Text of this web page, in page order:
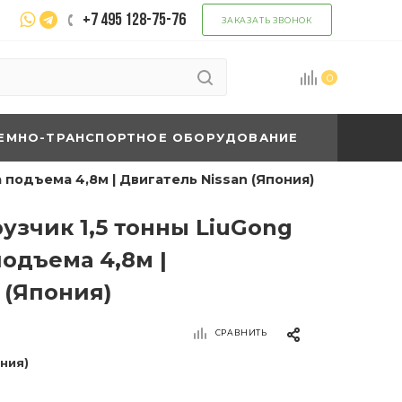
+7 495 128-75-76 ЗАКАЗАТЬ ЗВОНОК
0
ТРАНСПОРТНОЕ ОБОРУДОВАНИЕ
подъема 4,8м | Двигатель Nissan (Япония)
1,5 тонны LiuGong
4,8м |
(Япония)
СРАВНИТЬ